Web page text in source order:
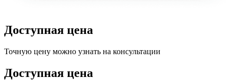
Доступная цена
Точную цену можно узнать на консультации
Доступная цена